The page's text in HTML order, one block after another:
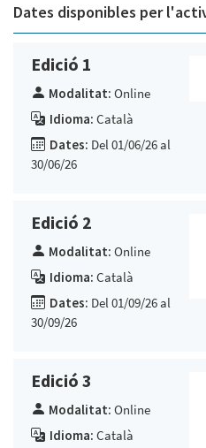
Dates disponibles per
Edició 1
Modalitat: Online
Idioma: Català
Dates: Del 01/06/26 al
30/06/26
Edició 2
Modalitat: Online
Idioma: Català
Dates: Del 01/09/26 al
30/09/26
Edició 3
Modalitat: Online
Idioma: Català